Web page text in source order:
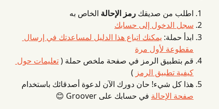
اطلب من صديقك رمز الإحالة الخاص به
سجل الدخول إلى حسابك
ابدأ حملة: يمكنك اتباع هذا الدليل لمساعدتك في إرسال
مقطوعة لأول مرة
قم بتطبيق الرمز في صفحة ملخص حملة ( تعليمات حول
كيفية تطبيق الرمز )
هذا كل شيء! حان دورك الآن لدعوة أصدقائك باستخدام
صفحة الإحالة في حسابك على Groover 😊